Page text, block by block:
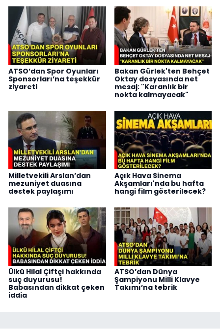
ATSO’dan Spor Oyunları
Sponsorları’na teşekkür
ziyareti
Bakan Gürlek'ten Behçet
Oktay dosyasında net
mesaj: "Karanlık bir
nokta kalmayacak"
Milletvekili Arslan’dan
mezuniyet duasına
destek paylaşımı
Açık Hava Sinema
Akşamları'nda bu hafta
hangi film gösterilecek?
Ülkü Hilal Çiftçi hakkında
suç duyurusu!
Babasından dikkat çeken
iddia
ATSO’dan Dünya
Şampiyonu Milli Klavye
Takımı’na tebrik